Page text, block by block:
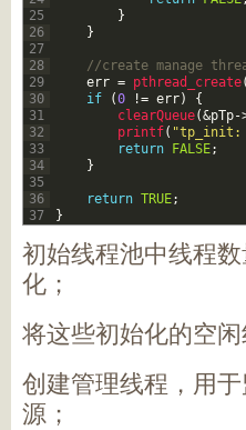
25
26
27
28
29
30
31
32
33
34
35
36
37
}
}
//create manage
err = pthread_create(
if
(0 != err)
{
clearQueue(&pTp-
printf( "tp_init:
return
FALSE;
}
return TRUE;
}
初始线程池中线程
化；
将这些初始化的空
创建管理线程，用
源；